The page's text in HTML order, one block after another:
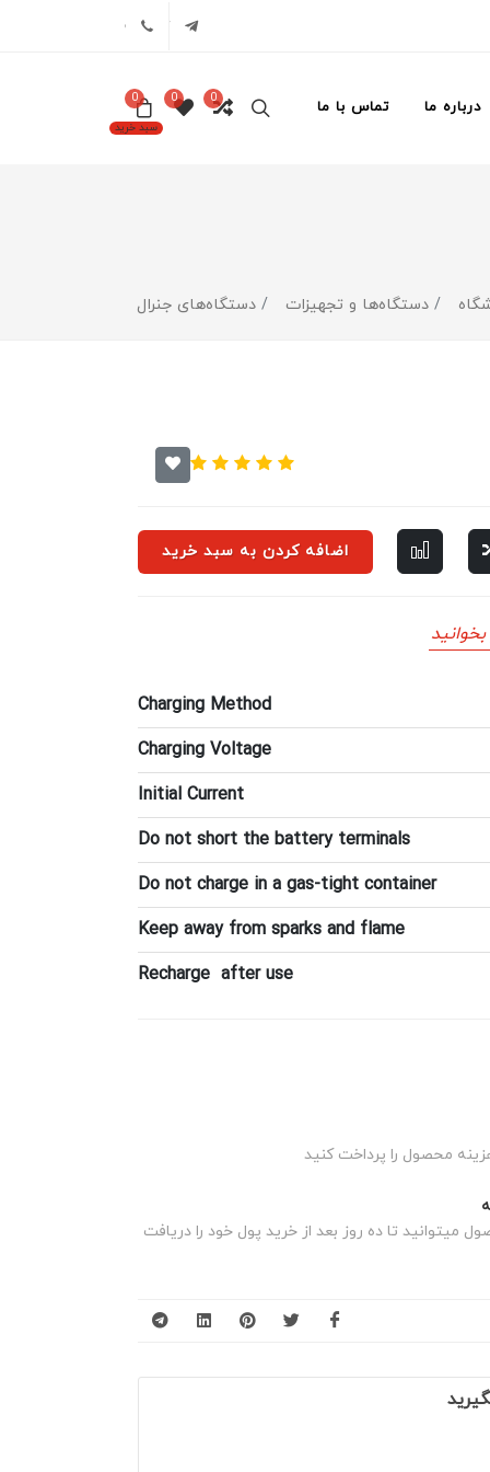
تلگرام
0
0
سبد خرید
0 درباره ما تماس با ما
دستگاه‌ها و تجهیزات دستگاه‌های جنرال
اضافه کردن به سبد خرید
Charging Method
Charging Voltage
Initial Current
Do not short the battery terminals
Do not charge in a gas-tight container
Keep away from sparks and flame
Recharge after use
محصول را پرداخت کنید
تا ده روز بعد از خرید پول خود را دریافت